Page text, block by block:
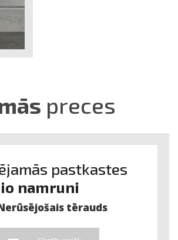
preces
pastkastes
namruni
tērauds